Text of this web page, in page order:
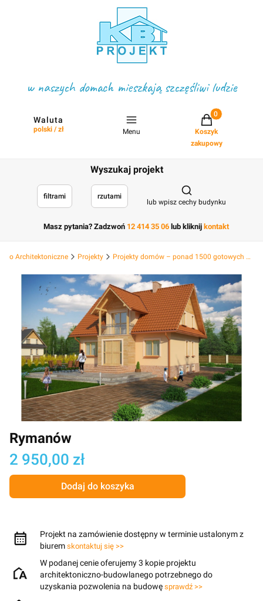
w naszych domach mieszkają szczęśliwi ludzie
Waluta
polski / zł Menu
Projekty w
Koszyk
zakupowy
Wyszukaj projekt
filtrami rzutami
Otwórz
lub wpisz cechy budynku
Masz pytania? Zadzwoń 12 414 35 06 lub kliknij kontakt
Architektoniczne Projekty Projekty domów – ponad 1500 gotowych projektów
Rymanów
Cena
2 950,00 zł
Dodaj do koszyka
Projekt na zamówienie dostępny w terminie ustalonym z
biurem skontaktuj się >>
W podanej cenie oferujemy 3 kopie projektu
architektoniczno-budowlanego potrzebnego do
uzyskania pozwolenia na budowę sprawdź >>